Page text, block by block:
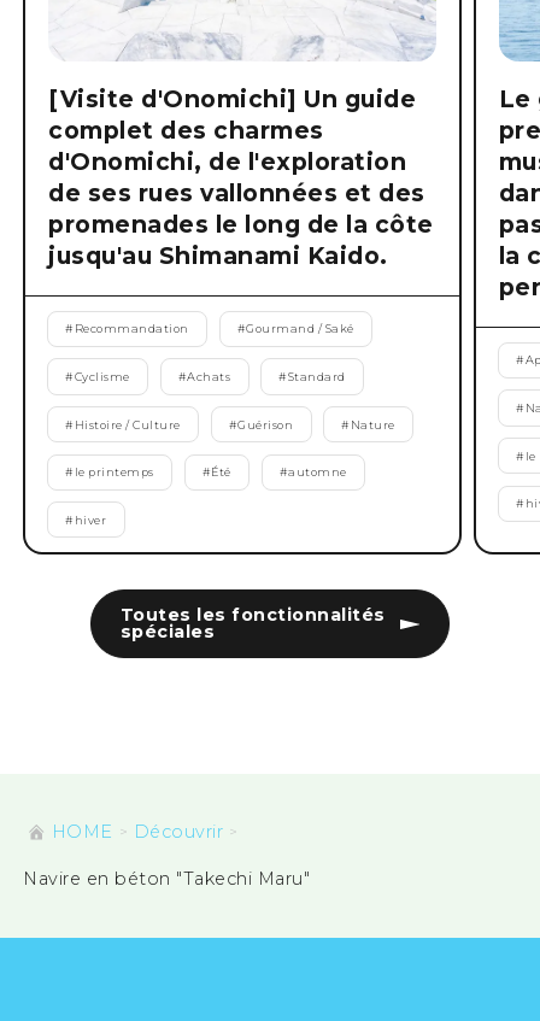
Toutes les fonctionnalités
spéciales
[Visite d'Onomichi] Un guide
complet des charmes
d'Onomichi, de l'exploration
de ses rues vallonnées et des
promenades le long de la côte
jusqu'au Shimanami Kaido.
# Recommandation #Gourmand / Saké
#Cyclisme #Achats #Standard
# Histoire / Culture #Guérison # Nature
# le printemps #Été #automne
# hiver
Le
la
#
#
# le
#
HOME Découvrir
Navire en béton "Takechi Maru"